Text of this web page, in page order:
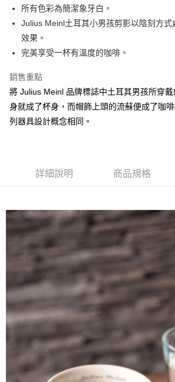
Apple Pay
街口支付
悠遊付
Google Pay
AFTEE先享後付
相關說明
【關於「AFTEE先享後付」】
３．安心：先確認商品／服務後，再付款。
結帳頁面，進行簡訊認證並確認金額後，即可完成結
２．訂單成立數日內，您將收到繳費通知簡訊。
３．收到繳費通知簡訊後14天內，點擊此簡訊中的
ATM／網路銀行／等多元方式進行付款，方視為交
※ 請注意：結帳手續完成當下不需立刻繳費，但若
購買商品的店家。未經商家同意取消之訂單仍視為
後付繳納相關費用。
※ 交易是否成功請以「AFTEE先享後付 」之結帳頁
是否繳費成功／繳費後需取消欲退款等相關疑問，
客戶支援中心」
https://
【注意事項】
１．透過由恩沛科技股份有限公司提供之「AFTEE
易，需依本服務之必要範圍內提供個人資料，並將
權轉讓予恩沛科技股份有限公司。
２．關於個人資料處理事宜，請瀏覽以下網址：
運送方式
每筆NT$60，滿NT$800(含以上)免運費
7-11取貨付款
每筆NT$60，滿NT$2,000(含以上)免運費
付款後7-11取貨(快速到店)
每筆NT$95
黑貓宅配
每筆NT$200，滿NT$1,500(含以上)免運費
付款後門市自取
免運費
所有色彩為簡潔象牙白。
Julius Meinl土耳其小男孩剪影以陰刻方
效果。
完美享受一杯有溫度的咖啡。
銷售重點
將 Julius Meinl 品牌標誌中土耳其男孩所穿戴
身就成了杯身，而帽飾上頭的流蘇便成了咖
列器具設計概念相同。
詳細說明 商品規格